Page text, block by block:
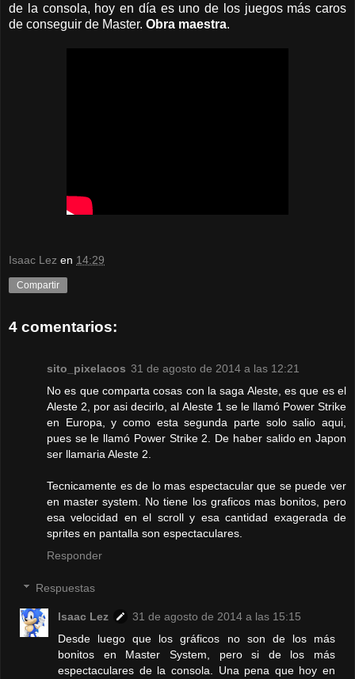
de la consola, hoy en día es uno de los juegos más caros
de conseguir de Master. Obra maestra.
Isaac Lez en 14:29
Compartir
4 comentarios:
sito_pixelacos 31 de agosto de 2014 a las 12:21
No es que comparta cosas con la saga Aleste, es que es el
Aleste 2, por asi decirlo, al Aleste 1 se le llamó Power Strike
en Europa, y como esta segunda parte solo salio aqui,
pues se le llamó Power Strike 2. De haber salido en Japon
ser llamaria Aleste 2.
Tecnicamente es de lo mas espectacular que se puede ver
en master system. No tiene los graficos mas bonitos, pero
esa velocidad en el scroll y esa cantidad exagerada de
sprites en pantalla son espectaculares.
Responder
Respuestas
Isaac Lez
31 de agosto de 2014 a las 15:15
Desde luego que los gráficos no son de los más
bonitos en Master System, pero si de los más
espectaculares de la consola. Una pena que hoy en